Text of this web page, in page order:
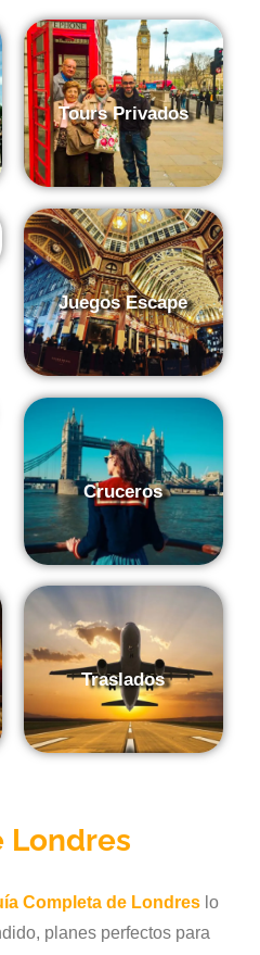
Tours Privados
Juegos Escape
Cruceros
Traslados
Londres
Completa de Londres lo
planes perfectos para